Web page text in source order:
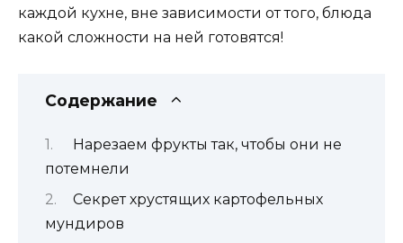
каждой кухне, вне зависимости от того, блюда
какой сложности на ней готовятся!
Содержание
Нарезаем фрукты так, чтобы они не
потемнели
Секрет хрустящих картофельных
мундиров